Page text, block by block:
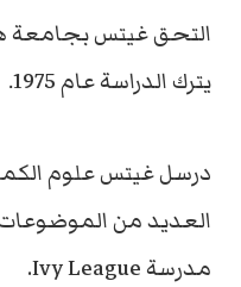
التحق غيتس بجامعة
يترك الدراسة عام 1975.
درسل غيتس علوم
العديد من
مدرسة Ivy League.